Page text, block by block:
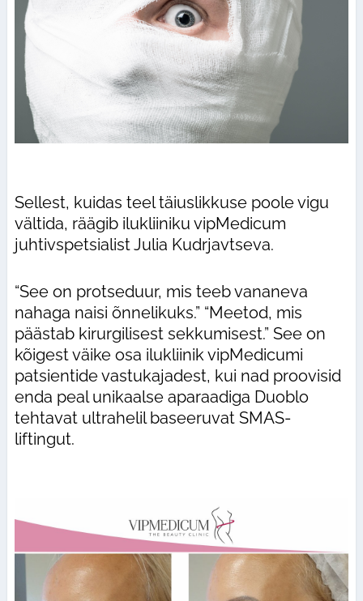
Sellest, kuidas teel täiuslikkuse poole vigu
vältida, räägib ilukliiniku vipMedicum
juhtivspetsialist Julia Kudrjavtseva.
“See on protseduur, mis teeb vananeva
nahaga naisi õnnelikuks.” “Meetod, mis
päästab kirurgilisest sekkumisest.” See on
kõigest väike osa ilukliinik vipMedicumi
patsientide vastukajadest, kui nad proovisid
enda peal unikaalse aparaadiga Duoblo
tehtavat ultrahelil baseeruvat SMAS-
liftingut.